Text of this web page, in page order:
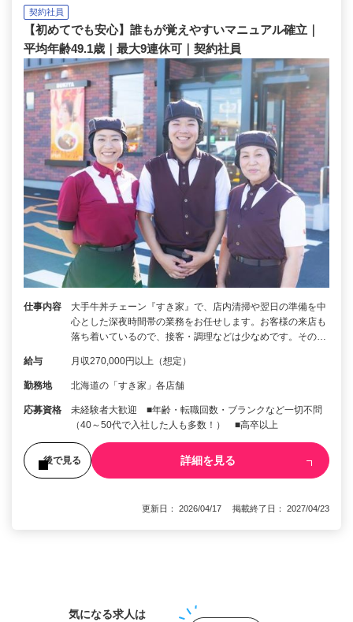
契約社員
【初めてでも安心】誰もが覚えやすいマニュアル確立｜
平均年齢49.1歳｜最大9連休可｜契約社員
仕事内容
大手牛丼チェーン『すき家』で、店内清掃や翌日の準備を中
心とした深夜時間帯の業務をお任せします。お客様の来店も
落ち着いているので、接客・調理などは少なめです。その…
給与 月収270,000円以上（想定）
勤務地 北海道の「すき家」各店舗
応募資格
未経験者大歓迎 ■年齢・転職回数・ブランクなど一切不問
（40～50代で入社した人も多数！） ■高卒以上
後で見る 詳細を見る
更新日： 2026/04/17 掲載終了日： 2027/04/23
気になる求人は